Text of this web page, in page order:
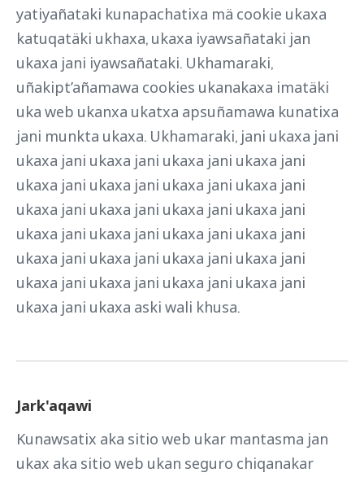
yatiyañataki kunapachatixa mä cookie ukaxa
katuqatäki ukhaxa, ukaxa iyawsañataki jan
ukaxa jani iyawsañataki. Ukhamaraki,
uñakipt’añamawa cookies ukanakaxa imatäki
uka web ukanxa ukatxa apsuñamawa kunatixa
jani munkta ukaxa. Ukhamaraki, jani ukaxa jani
ukaxa jani ukaxa jani ukaxa jani ukaxa jani
ukaxa jani ukaxa jani ukaxa jani ukaxa jani
ukaxa jani ukaxa jani ukaxa jani ukaxa jani
ukaxa jani ukaxa jani ukaxa jani ukaxa jani
ukaxa jani ukaxa jani ukaxa jani ukaxa jani
ukaxa jani ukaxa jani ukaxa jani ukaxa jani
ukaxa jani ukaxa aski wali khusa.
Jark'aqawi
Kunawsatix aka sitio web ukar mantasma jan
ukax aka sitio web ukan seguro chiqanakar